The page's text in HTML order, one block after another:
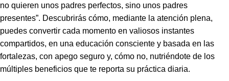
no quieren unos padres perfectos, sino unos padres
presentes”. Descubrirás cómo, mediante la atención plena,
puedes convertir cada momento en valiosos instantes
compartidos, en una educación consciente y basada en las
fortalezas, con apego seguro y, cómo no, nutriéndote de los
múltiples beneficios que te reporta su práctica diaria.